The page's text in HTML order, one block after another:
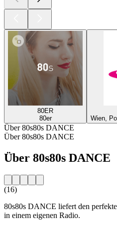
80ER
80er
Wien,
Über 80s80s DANCE
Über 80s80s DANCE
Über 80s80s DANCE
(16)
80s80s DANCE liefert den
in einem eigenen Radio.